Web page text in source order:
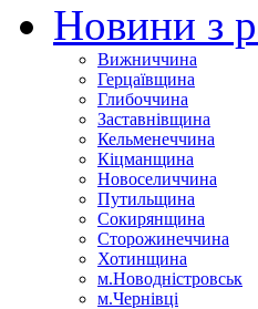
Новини з
Вижниччина
Герцаївщина
Глибоччина
Заставнівщина
Кельменеччина
Кіцманщина
Новоселиччина
Путильщина
Сокирянщина
Сторожинеччина
Хотинщина
м.Новодністровськ
м.Чернівці